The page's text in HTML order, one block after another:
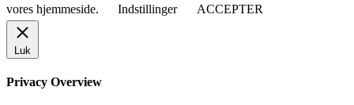
vores hjemmeside.
Indstillinger ACCEPTER
Luk
Privacy Overview